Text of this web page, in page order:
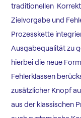
traditionellen
Zielvorgabe und
Prozesskette
Ausgabequalität zu
hierbei die neue
Fehlerklassen
zusätzlicher Knopf
aus der klassischen